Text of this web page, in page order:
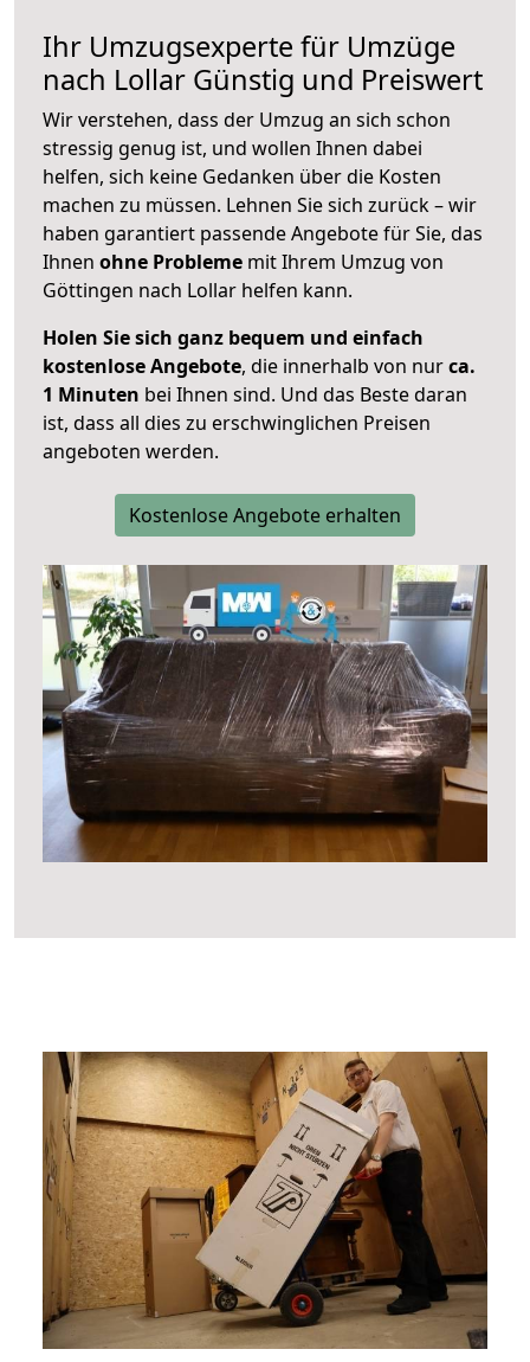
Ihr Umzugsexperte für Umzüge
nach Lollar Günstig und Preiswert
Wir verstehen, dass der Umzug an sich schon
stressig genug ist, und wollen Ihnen dabei
helfen, sich keine Gedanken über die Kosten
machen zu müssen. Lehnen Sie sich zurück – wir
haben garantiert passende Angebote für Sie, das
Ihnen ohne Probleme mit Ihrem Umzug von
Göttingen nach Lollar helfen kann.
Holen Sie sich ganz bequem und einfach
kostenlose Angebote, die innerhalb von nurca.
1 Minuten bei Ihnen sind. Und das Beste daran
ist, dass all dies zu erschwinglichen Preisen
angeboten werden.
Kostenlose Angebote erhalten